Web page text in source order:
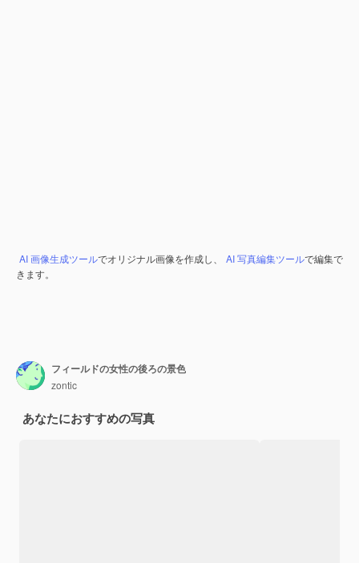
AI 画像生成ツールでオリジナル画像を作成し、 AI 写真編集ツールで編集で
きます。
フィールドの女性の後ろの景色
zontic
あなたにおすすめの写真